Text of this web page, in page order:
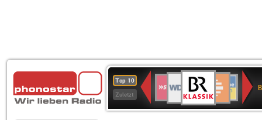
Top 10
Zuletzt
Deutschlandfunk
80er
90er
OLDIE
ANTENNE
4
BR-
KLASSIK
Deutschlandfunk
Kultur
ANTENNE
BAYERN
SWR
Kultur
NDR
2